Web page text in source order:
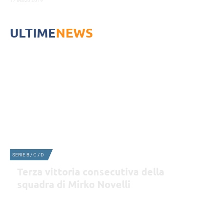
ULTIMENEWS
SERIE B / C / D